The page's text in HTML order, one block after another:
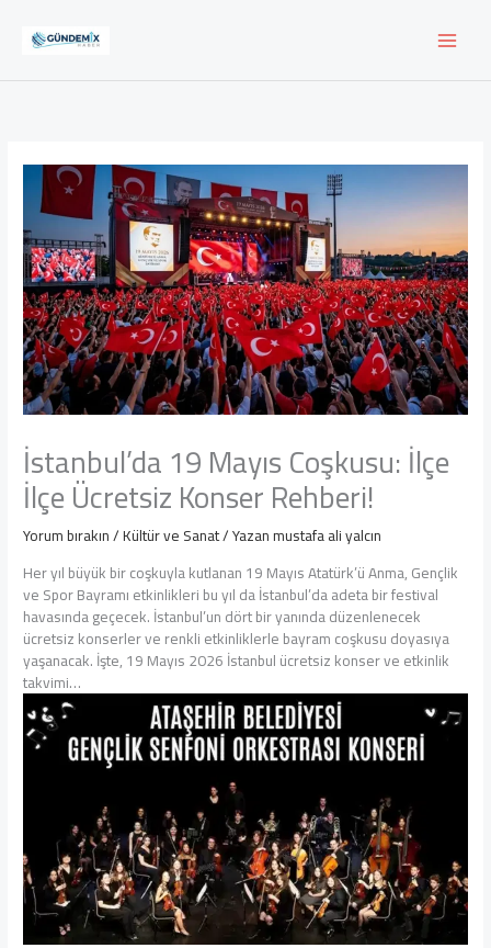
İstanbul’da 19 Mayıs Coşkusu: İlçe
İlçe Ücretsiz Konser Rehberi!
Yorum bırakın/Kültür ve Sanat/ Yazanmustafa ali yalcın
Her yıl büyük bir coşkuyla kutlanan 19 Mayıs Atatürk’ü Anma, Gençlik
ve Spor Bayramı etkinlikleri bu yıl da İstanbul’da adeta bir festival
havasında geçecek. İstanbul’un dört bir yanında düzenlenecek
ücretsiz konserler ve renkli etkinliklerle bayram coşkusu doyasıya
yaşanacak. İşte, 19 Mayıs 2026 İstanbul ücretsiz konser ve etkinlik
takvimi…